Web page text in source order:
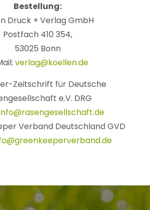
Bestellung:
Druck + Verlag GmbH
Postfach 410 354,
53025 Bonn
verlag@koellen.de
Zeitschrift für Deutsche
e.V. DRG
Verband Deutschland GVD